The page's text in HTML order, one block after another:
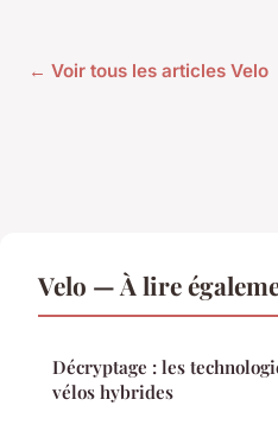
← Voir tous les articles Velo
Velo — À lire
Décryptage : les
vélos hybrides